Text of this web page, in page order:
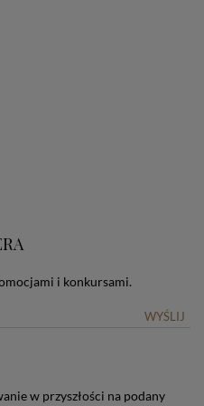
w przeglądarce
każdego
nie wyraża zgody na
i konkursami.
WYŚLIJ
w przyszłości na podany